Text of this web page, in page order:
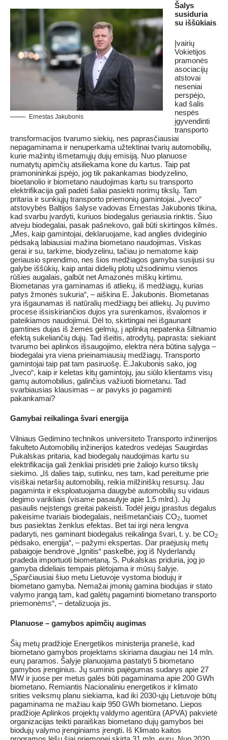
Ernestas Jakubonis
Šalys
susiduria
su iššūkiais
Įvairių
Vokietijos
pramonės
asociacijų
atstovai
neseniai
perspėjo,
kad šalis
nespės
įgyvendinti
transporto
transformacijos tvarumo siekių, nes paprasčiausiai
nepagaminama ir nenuperkama užtektinai tvarių automobilių,
kurie mažintų išmetamųjų dujų emisiją. Nuo planuose
numatytų apimčių atsiliekama kone du kartus. Taip pat
pramonininkai įspėjo, jog tik pakankamas biodyzelino,
bioetanolio ir biometano naudojimas kartu su transporto
elektrifikacija gali padėti šaliai pasiekti norimų tikslų. Tam
pritaria ir sunkiųjų transporto priemonių gamintojai. „Iveco“
atstovybės Baltijos šalyse vadovas Ernestas Jakubonis tikina,
kad svarbu įvardyti, kuriuos biodegalus geriausia rinktis. Šiuo
atveju biodegalai, pasak pašnekovo, gali būti skirtingos kilmės.
„Mes, kaip gamintojai, deklaruojame, kad anglies dvideginio
pėdsaką labiausiai mažina biometano naudojimas. Viskas
gerai ir su, tarkime, biodyzelinu, tačiau jo nematome kaip
geriausio sprendimo, nes šios medžiagos gamyba susijusi su
galybe iššūkių, kaip antai didelių plotų užsodinimu vienos
rūšies augalais, galbūt net Amazonės miškų kirtimu.
Biometanas yra gaminamas iš atliekų, iš medžiagų, kurias
patys žmonės sukuria“, – aiškina E. Jakubonis. Biometanas
yra išgaunamas iš natūralių medžiagų bei atliekų. Jų puvimo
procese išsiskiriančios dujos yra surenkamos, išvalomos ir
pateikiamos naudojimui. Dėl to, skirtingai nei išgaunant
gamtines dujas iš žemės gelmių, į aplinką nepatenka šiltnamio
efektą sukeliančių dujų. Tad išeitis, atrodytų, paprasta: siekiant
tvarumo bei aplinkos išsaugojimo, elektra nėra būtina sąlyga –
biodegalai yra viena prieinamiausių medžiagų. Transporto
gamintojai taip pat tam pasiruošę. E.Jakubonis sako, jog
„Iveco“, kaip ir keletas kitų gamintojų, jau siūlo klientams visų
gamų automobilius, galinčius važiuoti biometanu. Tad
svarbiausias klausimas – ar pavyks jo pagaminti
pakankamai?
Gamybai reikalinga švari energija
Vilniaus Gedimino technikos universiteto Transporto inžinerijos
fakulteto Automobilių inžinerijos katedros vedėjas Saugirdas
Pukalskas pritaria, kad biodegalų naudojimas kartu su
elektrifikacija gali ženkliai prisidėti prie žaliojo kurso tikslų
siekimo. „Iš dalies taip, sutinku, nes tam, kad pereitume prie
visiškai netaršių automobilių, reikia milžiniškų resursų. Jau
pagaminta ir eksploatuojama daugybė automobilių su vidaus
degimo varikliais (visame pasaulyje apie 1,5 mlrd.). Jų
pasaulis neįstengs greitai pakeisti. Todėl jeigu įprastus degalus
pakeisime tvariais biodegalais, neišmetančiais CO2, tuomet
bus pasiektas ženklus efektas. Bet tai irgi nėra lengva
padaryti, nes gaminant biodegalus reikalinga švari, t. y. be CO2
pėdsako, energija“, – pažymi ekspertas. Dar praėjusių metų
pabaigoje bendrovė „Ignitis“ paskelbė, jog iš Nyderlandų
pradeda importuoti biometaną. S. Pukalskas priduria, jog jo
gamyba dideliais tempais plėtojama ir mūsų šalyje.
„Sparčiausiai šiuo metu Lietuvoje vystoma biodujų ir
biometano gamyba. Nemažai įmonių gamina biodujas ir stato
valymo įrangą tam, kad galėtų pagaminti biometano transporto
priemonėms“, – detalizuoja jis.
Planuose – gamybos apimčių augimas
Šių metų pradžioje Energetikos ministerija pranešė, kad
biometano gamybos projektams skiriama daugiau nei 14 mln.
eurų paramos. Šalyje planuojama pastatyti 5 biometano
gamybos įrenginius. Jų suminis pajėgumas sudarys apie 27
MW ir juose per metus galės būti pagaminama apie 200 GWh
biometano. Remiantis Nacionaliniu energetikos ir klimato
srities veiksmų planu siekiama, kad iki 2030-ųjų Lietuvoje būtų
pagaminama ne mažiau kaip 950 GWh biometano. Liepos
pradžioje Aplinkos projektų valdymo agentūra (APVA) pakvietė
organizacijas teikti paraiškas biometano dujų gamybos bei
biodujų valymo įrenginiams įrengti. Iš Klimato kaitos